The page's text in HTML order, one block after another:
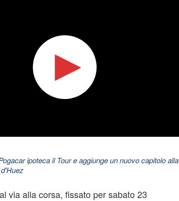
ipoteca il Tour e aggiunge un nuovo capitolo alla
via alla corsa, fissato per sabato 23